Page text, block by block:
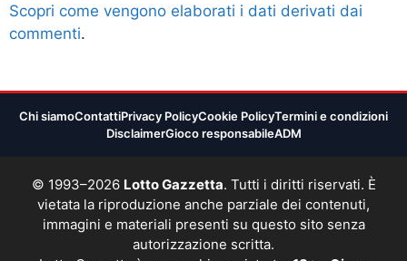
Scopri come vengono elaborati i dati derivati dai
commenti.
Chi siamoContattiPrivacy PolicyCookie PolicyTermini e condizioni
DisclaimerGioco responsabileADM
© 1993–2026 Lotto Gazzetta. Tutti i diritti riservati. È
vietata la riproduzione anche parziale dei contenuti,
immagini e materiali presenti su questo sito senza
autorizzazione scritta.